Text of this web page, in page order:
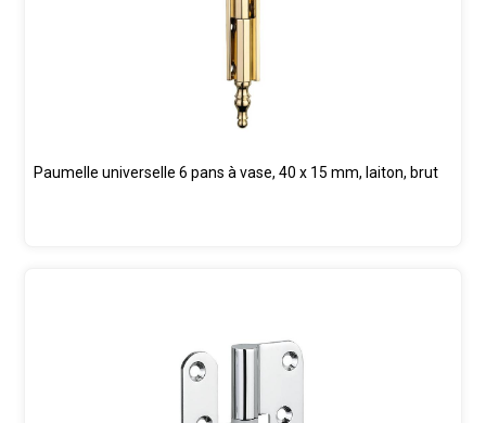
Paumelle universelle 6 pans à vase, 40 x 15 mm, laiton, brut